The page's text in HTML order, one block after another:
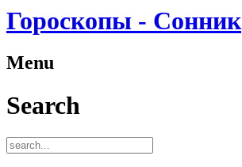
Гороскопы - Сонник
Menu
Search